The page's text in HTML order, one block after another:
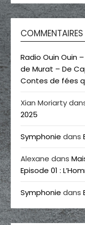
COMMENTAIRES
Radio Ouin Ouin
de Murat – De
Contes de fées
Xian Moriarty
2025
Symphonie dans
Alexane dans
Episode 01 :
Symphonie dans